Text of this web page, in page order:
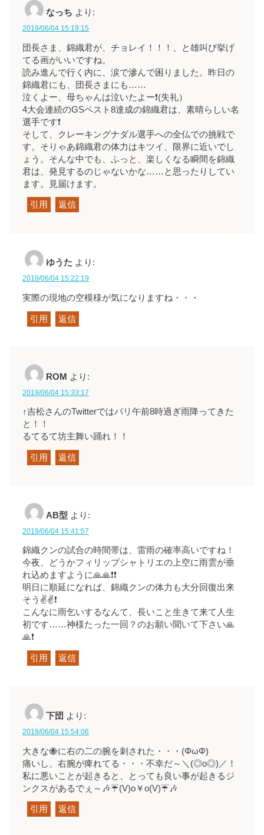
なっち より:
2019/06/04 15:19:15
団長さま、錦織君が、チョレイ！！！、と雄叫び挙げ
てる画がいいですね。
読み進んで行く内に、涙で滲んで困りました。昨日の
錦織君にも、団長さまにも……
泣くよー、母ちゃんは泣いたよー❗(失礼）
4大会連続のGSベスト8達成の錦織君は、素晴らしい名
選手です❗
そして、クレーキングナダル選手への全仏での挑戦で
す。そりゃあ錦織君の体力はキツイ、限界に近いでし
ょう。そんな中でも、ふっと、楽しくなる瞬間を錦織
君は、発見するのじゃないかな……と思ったりしてい
ます。見届けます。
引用 返信
ゆうた より:
2019/06/04 15:22:19
実際の現地の空模様が気になりますね・・・
引用 返信
ROM より:
2019/06/04 15:33:17
↑吉松さんのTwitterではパリ午前8時過ぎ雨降ってきた
と！！
るてるて坊主舞い踊れ！！
引用 返信
AB型 より:
2019/06/04 15:41:57
錦織クンの試合の時間帯は、雷雨の確率高いですね！
今夜、どうかフィリップシャトリエの上空に雨雲が垂
れ込めますように🙏🙏❗❗
明日に順延になれば、錦織クンの体力も大分回復出来
そう✌✌❗
こんなに雨乞いするなんて、長いこと生きて来て人生
初です……神様たった一回？のお願い聞いて下さい🙏
🙏❗
引用 返信
下団 より:
2019/06/04 15:54:06
大きな🐝に右の二の腕を刺された・・・(ΦωΦ)
痛いし、右腕が痺れてる・・・不幸だ～＼(◎o◎)／！
私に悪いことが起きると、とっても良い事が起きるジ
ンクスがあるでぇ～🎶☔(V)o￥o(V)☔🎶
引用 返信